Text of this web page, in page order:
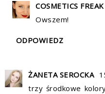
COSMETICS FREAK
Owszem!
ODPOWIEDZ
ŻANETA SEROCKA
trzy środkowe